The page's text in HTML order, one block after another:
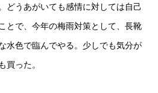
どうあがいても感情に対しては自己
とで、今年の梅雨対策として、長靴
水色で臨んでやる。少しでも気分が
買った。